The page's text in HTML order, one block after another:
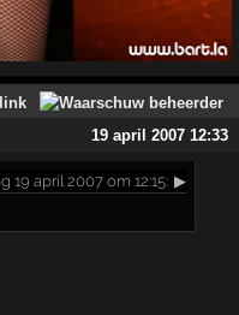
19 april 2007 12:33
april 2007 om 12:15: ▶